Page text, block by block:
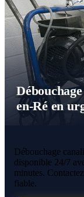
en-Ré en
Débouchage
disponible 24/7
minutes.
fiable.